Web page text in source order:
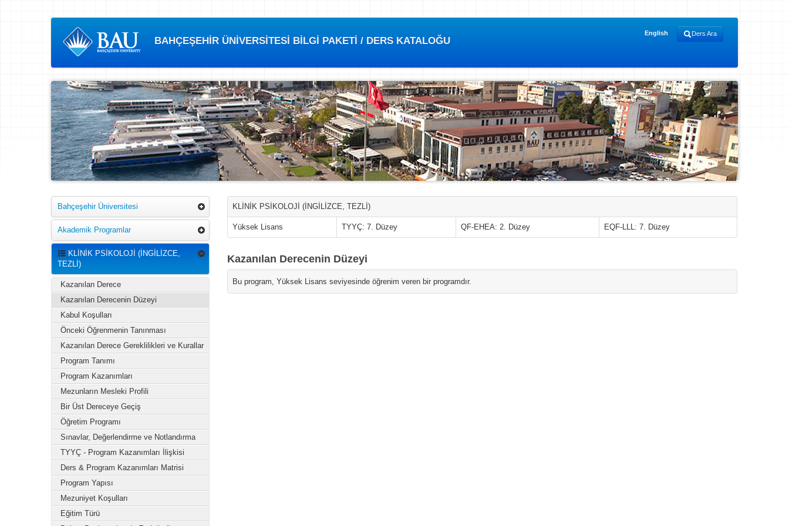
BAHÇEŞEHİR ÜNİVERSİTESİ BİLGİ PAKETİ / DERS KATALOĞU
English Ders Ara
Bahçeşehir Üniversitesi
Akademik Programlar
KLİNİK PSİKOLOJİ (İNGİLİZCE,
TEZLİ)
Kazanılan Derece
Kazanılan Derecenin Düzeyi
Kabul Koşulları
Önceki Öğrenmenin Tanınması
Kazanılan Derece Gereklilikleri ve Kurallar
Program Tanımı
Program Kazanımları
Mezunların Mesleki Profili
Bir Üst Dereceye Geçiş
Öğretim Programı
Sınavlar, Değerlendirme ve Notlandırma
TYYÇ - Program Kazanımları İlişkisi
Ders & Program Kazanımları Matrisi
Program Yapısı
Mezuniyet Koşulları
Eğitim Türü
KLİNİK PSİKOLOJİ (İNGİLİZCE, TEZLİ)
Yüksek Lisans TYYÇ: 7. Düzey QF-EHEA: 2. Düzey EQF-LLL: 7. Düzey
Kazanılan Derecenin Düzeyi
Bu program, Yüksek Lisans seviyesinde öğrenim veren bir programdır.